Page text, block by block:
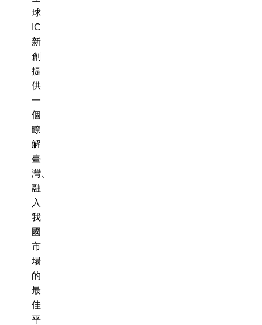
球
IC
新
創
提
供
一
個
瞭
解
臺
灣、
融
入
我
國
市
場
的
最
佳
平